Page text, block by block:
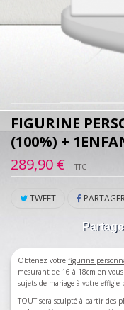
FIGURINE
(100%) +
289,90 €
TTC
TWEET
Obtenez votre figurine
mesurant de 16 à 18cm en
sujets de mariage à votre effigie
TOUT sera sculpté à partir des